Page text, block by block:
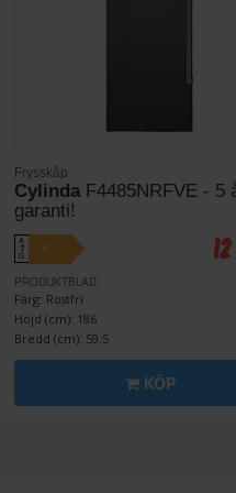
Frysskåp
CylindaF4485NRFVE - 5
garanti!
A
↑
G
E
PRODUKTBLAD
Färg: Rostfri
Höjd (cm): 186
Bredd (cm): 59.5
KÖP